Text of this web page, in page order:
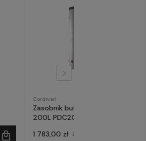
Cordivari
Zasobnik buforowy Cordivari
200L PDC200
1 783,00 zł 2 099,00 zł